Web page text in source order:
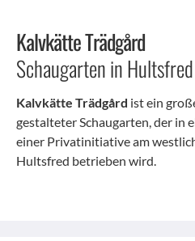
Kalvkätte Trädgård
Schaugarten in Hultsfred
Kalvkätte Trädgård ist ein
gestalteter Schaugarten, der in
einer Privatinitiative am
Hultsfred betrieben wird.